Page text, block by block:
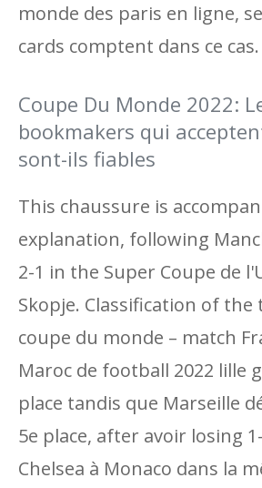
monde des paris en ligne,
cards comptent dans ce cas.
Coupe Du Monde 2022:
bookmakers qui
sont-ils fiables
This chaussure is
explanation, following
2-1 in the Super Coupe de
Skopje. Classification of
coupe du monde – match
Maroc de football 2022 lille
place tandis que Marseille
5e place, after avoir losing
Chelsea à Monaco dans la